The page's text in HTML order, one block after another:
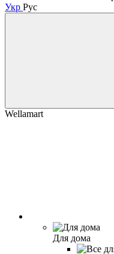
Укр Рус
Wellamart
Для дома